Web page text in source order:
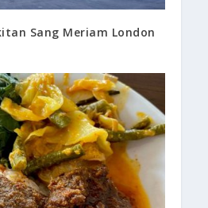
Sang Meriam London